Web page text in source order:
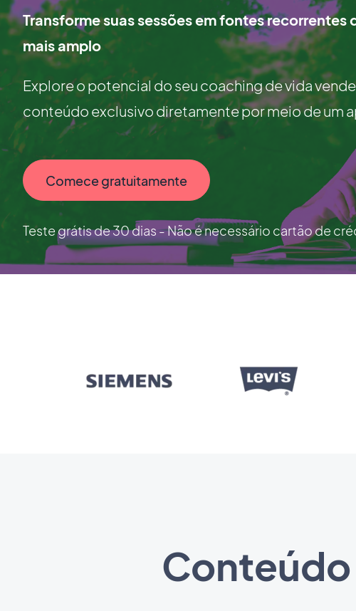
Transforme suas sessões em fontes
mais amplo
Explore o potencial do seu coaching de vida
conteúdo exclusivo diretamente por meio de um
Comece gratuitamente
Teste grátis de 30 dias - Não é necessário cartão de